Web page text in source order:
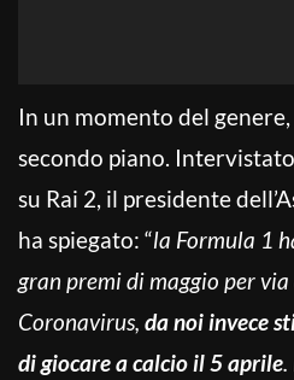
In un momento del
secondo piano. Intervistato
su Rai 2, il presidente
ha spiegato: “la Formula 1
gran premi di maggio per
Coronavirus, da noi invece
di giocare a calcio il 5 aprile.